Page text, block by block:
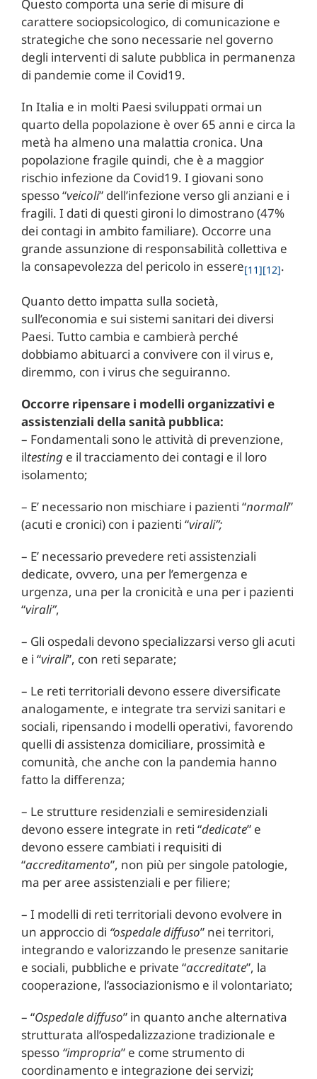
Questo comporta una serie di misure di
carattere sociopsicologico, di comunicazione e
strategiche che sono necessarie nel governo
degli interventi di salute pubblica in permanenza
di pandemie come il Covid19.
In Italia e in molti Paesi sviluppati ormai un
quarto della popolazione è over 65 anni e circa la
metà ha almeno una malattia cronica. Una
popolazione fragile quindi, che è a maggior
rischio infezione da Covid19. I giovani sono
spesso “veicoli” dell’infezione verso gli anziani e i
fragili. I dati di questi gironi lo dimostrano (47%
dei contagi in ambito familiare). Occorre una
grande assunzione di responsabilità collettiva e
la consapevolezza del pericolo in essere[11][12].
Quanto detto impatta sulla società,
sull’economia e sui sistemi sanitari dei diversi
Paesi. Tutto cambia e cambierà perché
dobbiamo abituarci a convivere con il virus e,
diremmo, con i virus che seguiranno.
Occorre ripensare i modelli organizzativi e
assistenziali della sanità pubblica:
– Fondamentali sono le attività di prevenzione,
iltesting e il tracciamento dei contagi e il loro
isolamento;
– E’ necessario non mischiare i pazienti “normali”
(acuti e cronici) con i pazienti “virali”;
– E’ necessario prevedere reti assistenziali
dedicate, ovvero, una per l’emergenza e
urgenza, una per la cronicità e una per i pazienti
“virali”,
– Gli ospedali devono specializzarsi verso gli acuti
e i “virali”, con reti separate;
– Le reti territoriali devono essere diversificate
analogamente, e integrate tra servizi sanitari e
sociali, ripensando i modelli operativi, favorendo
quelli di assistenza domiciliare, prossimità e
comunità, che anche con la pandemia hanno
fatto la differenza;
– Le strutture residenziali e semiresidenziali
devono essere integrate in reti “dedicate” e
devono essere cambiati i requisiti di
“accreditamento”, non più per singole patologie,
ma per aree assistenziali e per filiere;
– I modelli di reti territoriali devono evolvere in
un approccio di “ospedale diffuso” nei territori,
integrando e valorizzando le presenze sanitarie
e sociali, pubbliche e private “accreditate”, la
cooperazione, l’associazionismo e il volontariato;
– “Ospedale diffuso” in quanto anche alternativa
strutturata all’ospedalizzazione tradizionale e
spesso “impropria” e come strumento di
coordinamento e integrazione dei servizi;